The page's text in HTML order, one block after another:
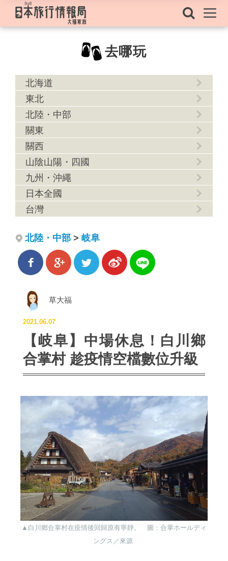
去哪玩
北海道
東北
北陸・中部
關東
關西
山陰山陽・四國
九州・沖繩
日本全國
台灣
北陸・中部 > 岐阜
草大福
2021.06.07
【岐阜】中場休息！白川鄉
合掌村 趁疫情空檔數位升級
▲白川鄉合掌村在疫情後回歸原有寧靜。 圖：合掌ホールディ
ングス／來源